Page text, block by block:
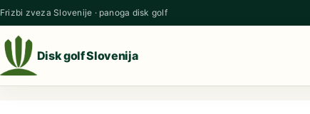
Preskoči na vsebino
Frizbi zveza Slovenije · panoga disk golf
Disk golf Slovenija